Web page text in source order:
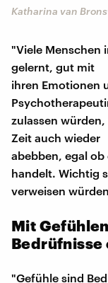
Katharina van
"Viele Menschen
gelernt, gut mit
ihren Emotionen
zulassen
Zeit auch wieder
abebben, egal ob
handelt. Wichtig
verweisen
Mit
Bedrüfnisse
"Gefühle sind